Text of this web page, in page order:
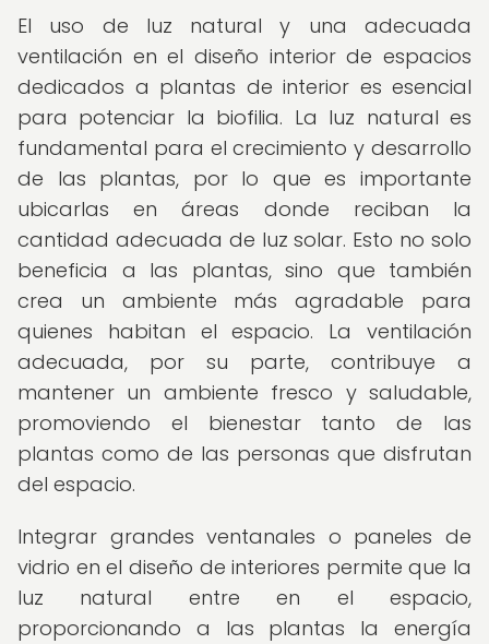
El uso de luz natural y una adecuada
ventilación en el diseño interior de espacios
dedicados a plantas de interior es esencial
para potenciar la biofilia. La luz natural es
fundamental para el crecimiento y desarrollo
de las plantas, por lo que es importante
ubicarlas en áreas donde reciban la
cantidad adecuada de luz solar. Esto no solo
beneficia a las plantas, sino que también
crea un ambiente más agradable para
quienes habitan el espacio. La ventilación
adecuada, por su parte, contribuye a
mantener un ambiente fresco y saludable,
promoviendo el bienestar tanto de las
plantas como de las personas que disfrutan
del espacio.
Integrar grandes ventanales o paneles de
vidrio en el diseño de interiores permite que la
luz natural entre en el espacio,
proporcionando a las plantas la energía